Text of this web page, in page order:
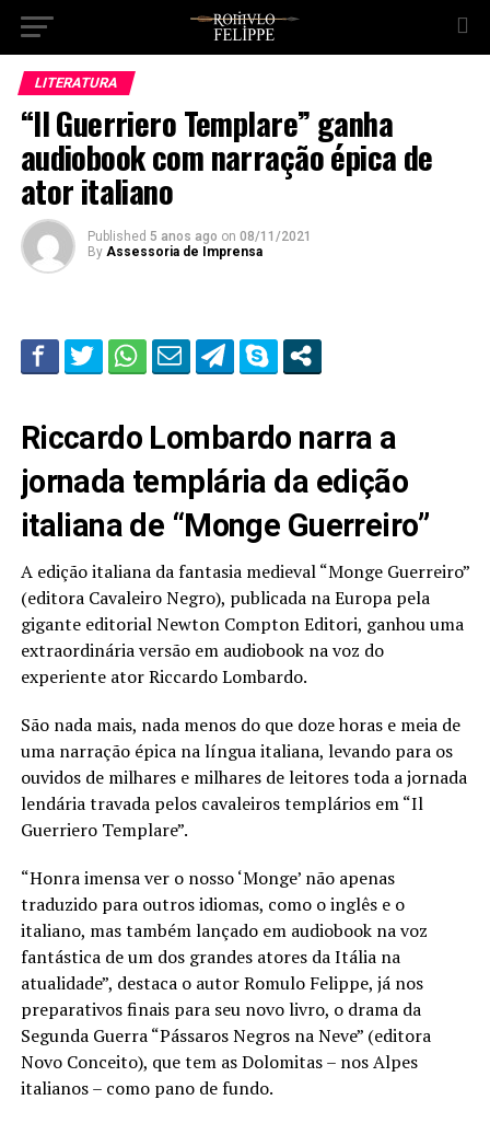
LITERATURA
“Il Guerriero Templare” ganha
audiobook com narração épica de
ator italiano
Published 5 anos ago on 08/11/2021
By Assessoria de Imprensa
Riccardo Lombardo narra a
jornada templária da edição
italiana de “Monge Guerreiro”
A edição italiana da fantasia medieval “Monge Guerreiro”
(editora Cavaleiro Negro), publicada na Europa pela
gigante editorial Newton Compton Editori, ganhou uma
extraordinária versão em audiobook na voz do
experiente ator Riccardo Lombardo.
São nada mais, nada menos do que doze horas e meia de
uma narração épica na língua italiana, levando para os
ouvidos de milhares e milhares de leitores toda a jornada
lendária travada pelos cavaleiros templários em “Il
Guerriero Templare”.
“Honra imensa ver o nosso ‘Monge’ não apenas
traduzido para outros idiomas, como o inglês e o
italiano, mas também lançado em audiobook na voz
fantástica de um dos grandes atores da Itália na
atualidade”, destaca o autor Romulo Felippe, já nos
preparativos finais para seu novo livro, o drama da
Segunda Guerra “Pássaros Negros na Neve” (editora
Novo Conceito), que tem as Dolomitas – nos Alpes
italianos – como pano de fundo.